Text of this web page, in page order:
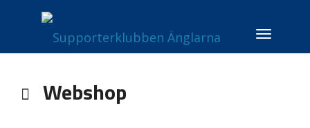
Toggle
Webshop